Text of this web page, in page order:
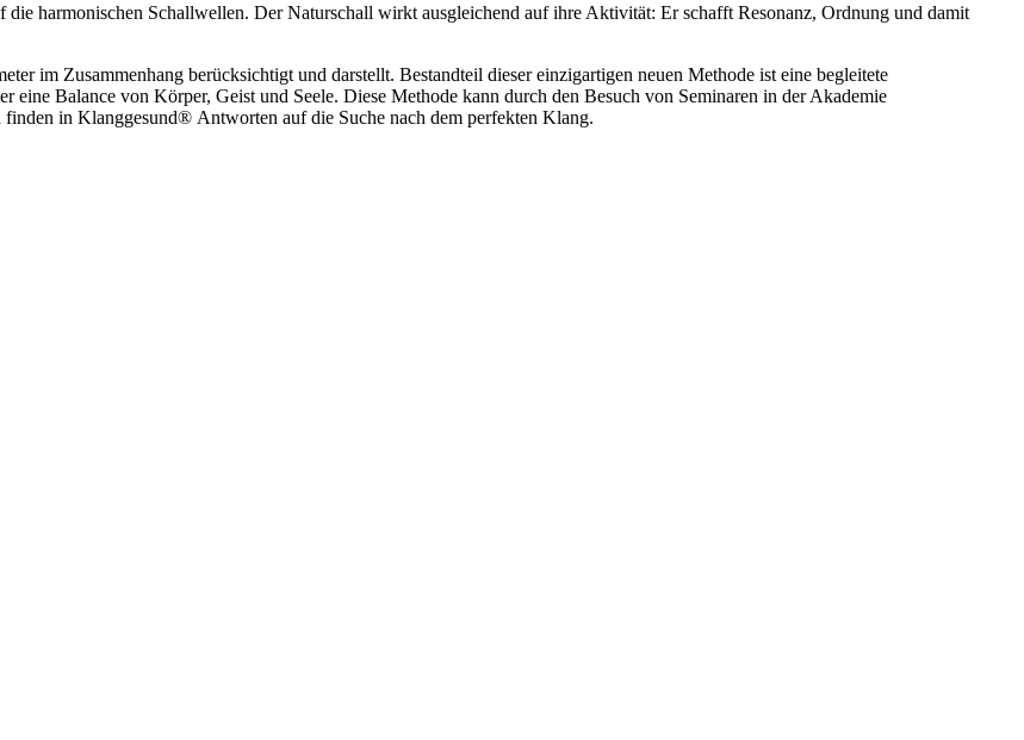
harmonischen Schallwellen. Der Naturschall wirkt ausgleichend auf ihre Aktivität: Er schafft Resonanz, Ordnung und damit
im Zusammenhang berücksichtigt und darstellt. Bestandteil dieser einzigartigen neuen Methode ist eine begleitete
Balance von Körper, Geist und Seele. Diese Methode kann durch den Besuch von Seminaren in der Akademie
in Klanggesund® Antworten auf die Suche nach dem perfekten Klang.